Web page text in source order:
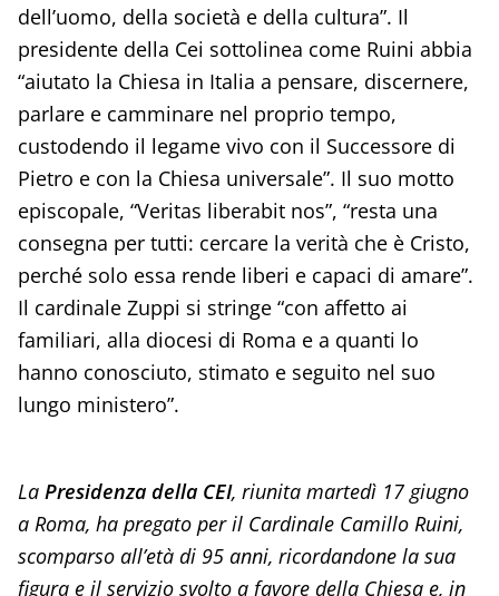
dell’uomo, della società e della cultura”. Il
presidente della Cei sottolinea come Ruini abbia
“aiutato la Chiesa in Italia a pensare, discernere,
parlare e camminare nel proprio tempo,
custodendo il legame vivo con il Successore di
Pietro e con la Chiesa universale”. Il suo motto
episcopale, “Veritas liberabit nos”, “resta una
consegna per tutti: cercare la verità che è Cristo,
perché solo essa rende liberi e capaci di amare”.
Il cardinale Zuppi si stringe “con affetto ai
familiari, alla diocesi di Roma e a quanti lo
hanno conosciuto, stimato e seguito nel suo
lungo ministero”.
La Presidenza della CEI, riunita martedì 17 giugno
a Roma, ha pregato per il Cardinale Camillo Ruini,
scomparso all’età di 95 anni, ricordandone la sua
figura e il servizio svolto a favore della Chiesa e, in